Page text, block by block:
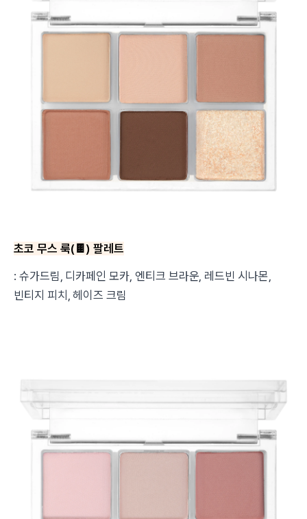
초코 무스 룩(🍫 ) 팔레트
: 슈가드림, 디카페인 모카, 엔티크 브라운, 레드빈 시나몬,
빈티지 피치, 헤이즈 크림